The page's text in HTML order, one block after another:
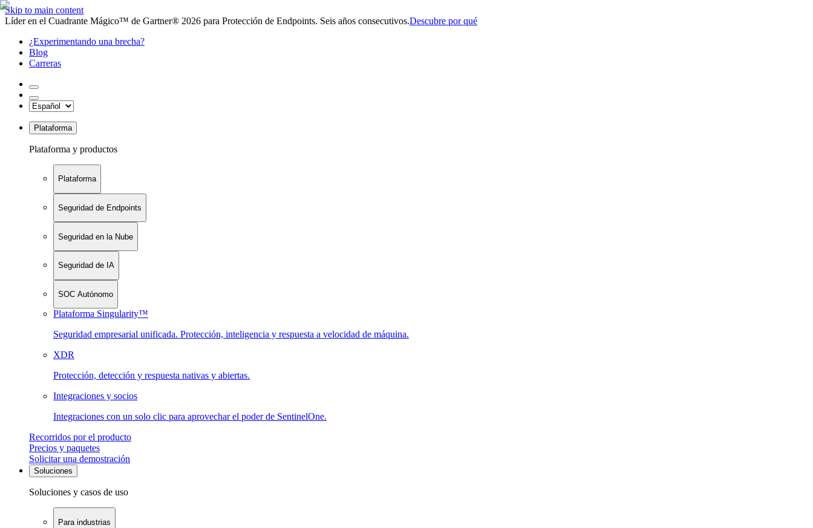
Skip to main content
Líder en el Cuadrante Mágico™ de Gartner® 2026 para Protección de Endpoints. Seis años consecutivos.Descubre por qué
¿Experimentando una brecha?
Blog
Carreras
Plataforma
Plataforma y productos
Plataforma
Seguridad de Endpoints
Seguridad en la Nube
Seguridad de IA
SOC Autónomo
Plataforma Singularity™
Seguridad empresarial unificada. Protección, inteligencia y respuesta a velocidad de máquina.
XDR
Protección, detección y respuesta nativas y abiertas.
Integraciones y socios
Integraciones con un solo clic para aprovechar el poder de SentinelOne.
Recorridos por el producto
Precios y paquetes
Solicitar una demostración
Soluciones
Soluciones y casos de uso
Para industrias